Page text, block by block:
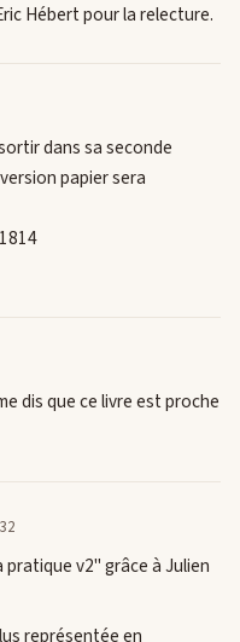
Hébert pour la relecture.
dans sa seconde
papier sera
dis que ce livre est proche
pratique v2" grâce à Julien
représentée en